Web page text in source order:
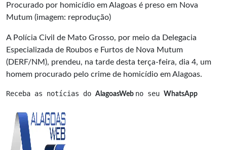
Procurado por homicídio em Alagoas é preso em Nova
Mutum (imagem: reprodução)
A Polícia Civil de Mato Grosso, por meio da Delegacia
Especializada de Roubos e Furtos de Nova Mutum
(DERF/NM), prendeu, na tarde desta terça-feira, dia 4, um
homem procurado pelo crime de homicídio em Alagoas.
Receba as notícias do AlagoasWeb no seu WhatsApp